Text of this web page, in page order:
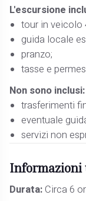
L'escursione
tour in veicolo
guida locale
pranzo;
tasse e
Non sono inclusi:
trasferimenti
eventuale
servizi non
Durata:Circa 6